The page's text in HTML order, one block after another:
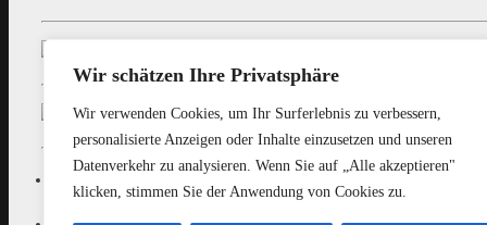
Wir schätzen Ihre Privatsphäre
Wir verwenden Cookies, um Ihr Surferlebnis zu verbessern,
personalisierte Anzeigen oder Inhalte einzusetzen und unseren
Datenverkehr zu analysieren. Wenn Sie auf „Alle akzeptieren"
klicken, stimmen Sie der Anwendung von Cookies zu.